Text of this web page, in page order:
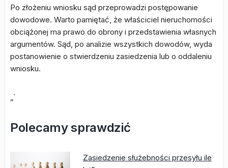
Po złożeniu wniosku sąd przeprowadzi postępowanie
dowodowe. Warto pamiętać, że właściciel nieruchomości
obciążonej ma prawo do obrony i przedstawienia własnych
argumentów. Sąd, po analizie wszystkich dowodów, wyda
postanowienie o stwierdzeniu zasiedzenia lub o oddaleniu
wniosku.
„`
Polecamy sprawdzić
Zasiedzenie służebności przesyłu ile